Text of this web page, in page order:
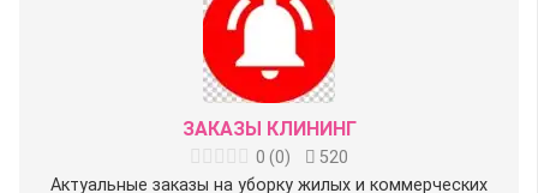
ЗАКАЗЫ КЛИНИНГ
0 (0)
520
Актуальные заказы на уборку жилых и коммерческих